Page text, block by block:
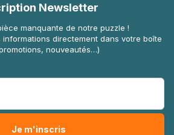
Newsletter
manquante de notre puzzle !
informations directement dans votre boîte
nouveautés…)